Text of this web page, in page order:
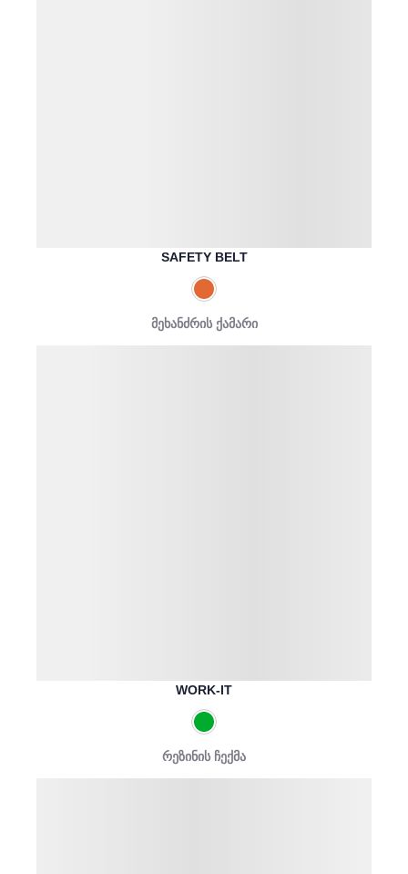
SAFETY BELT
მეხანძრის ქამარი
WORK-IT
რეზინის ჩექმა